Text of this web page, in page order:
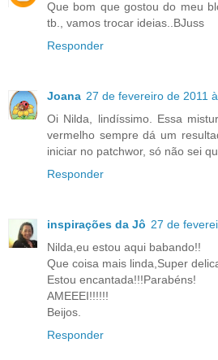
Que bom que gostou do meu
tb., vamos trocar ideias..BJuss
Responder
Joana 27 de fevereiro de 2011
Oi Nilda, lindíssimo. Essa
vermelho sempre dá um
iniciar no patchwor, só não sei
Responder
inspirações da Jô 27 de
Nilda,eu estou aqui babando!!
Que coisa mais linda,Super
Estou encantada!!!Parabéns!
AMEEEI!!!!!!
Beijos.
Responder